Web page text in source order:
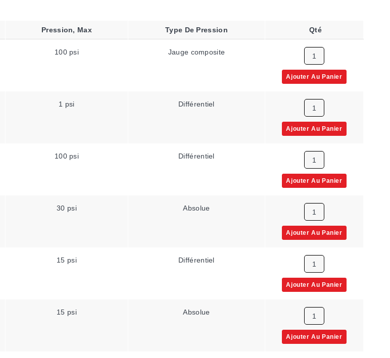
Pression, Max Type De Pression Qté
100 psi Jauge composite
Ajouter Au Panier
1 psi Différentiel
Ajouter Au Panier
100 psi Différentiel
Ajouter Au Panier
30 psi Absolue
Ajouter Au Panier
15 psi Différentiel
Ajouter Au Panier
15 psi Absolue
Ajouter Au Panier